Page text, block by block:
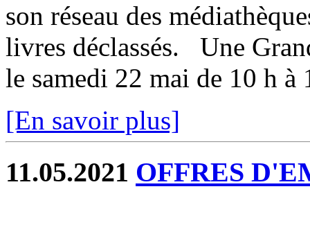
son réseau des
livres déclassés. Une
le samedi 22 mai de 10 h
[En savoir plus]
11.05.2021 OFFRES